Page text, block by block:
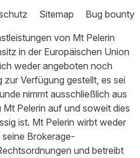
Sitemap
Bug bounty
von Mt Pelerin
in der Europäischen Union
weder angeboten noch
Verfügung gestellt, es sei
nimmt ausschließlich aus
Pelerin auf und soweit dies
ist. Mt Pelerin wirbt weder
Brokerage-
und betreibt